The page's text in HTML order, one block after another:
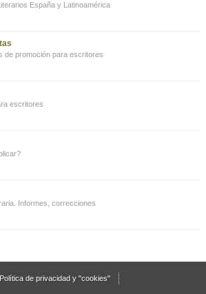
España y Latinoamérica
de promoción para escritores
escritores
Informes, correcciones
Política de privacidad y "cookies"